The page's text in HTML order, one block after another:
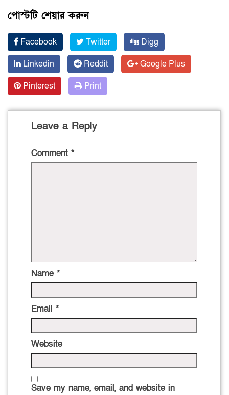
পোস্টটি শেয়ার করুন
Facebook Twitter
Digg
Linkedin
Reddit
Google Plus
Pinterest
Print
Leave a Reply
Comment *
Name *
Email *
Website
Save my name, email, and website in